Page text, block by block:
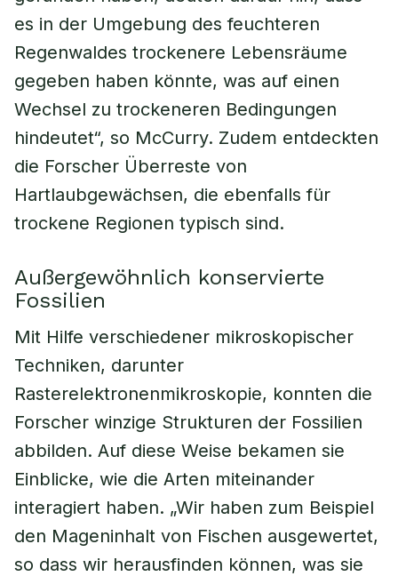
es in der Umgebung des feuchteren
Regenwaldes trockenere Lebensräume
gegeben haben könnte, was auf einen
Wechsel zu trockeneren Bedingungen
hindeutet“, so McCurry. Zudem entdeckten
die Forscher Überreste von
Hartlaubgewächsen, die ebenfalls für
trockene Regionen typisch sind.
Außergewöhnlich konservierte
Fossilien
Mit Hilfe verschiedener mikroskopischer
Techniken, darunter
Rasterelektronenmikroskopie, konnten die
Forscher winzige Strukturen der Fossilien
abbilden. Auf diese Weise bekamen sie
Einblicke, wie die Arten miteinander
interagiert haben. „Wir haben zum Beispiel
den Mageninhalt von Fischen ausgewertet,
so dass wir herausfinden können, was sie